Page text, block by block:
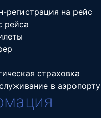
регистрация на рейс
рейса
страховка
в аэропорту